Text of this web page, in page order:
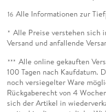
16 Alle Informationen zur
* Alle Preise verstehen sich
Versand und anfallende
*** Alle online gekauften
100 Tagen nach Kaufdatum.
noch versiegelter Ware
Rückgaberecht von 4
sich der Artikel in